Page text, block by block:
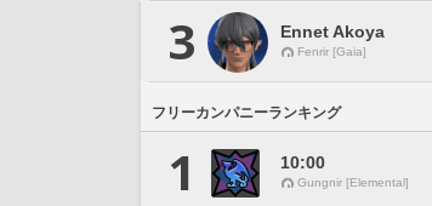
3 Ennet Akoya
Fenrir [Gaia]
フリーカンパニーランキング
1 10:00
Gungnir [Elemental]